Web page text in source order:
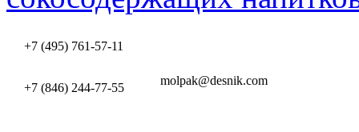
+7 (495) 761-57-11
+7 (846) 244-77-55
molpak@desnik.com